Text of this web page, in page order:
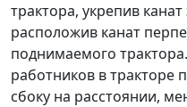
трактора, укрепив
расположив канат
поднимаемого
работников в тракторе
сбоку на расстоянии,